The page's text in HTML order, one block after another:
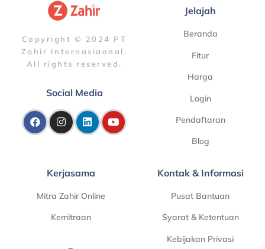
Copyright © 2024 PT
Zahir Internasiaonal.
All rights reserved.
Social Media
Jelajah
Beranda
Fitur
Harga
Login
Pendaftaran
Blog
Kerjasama
Mitra Zahir Online
Kemitraan
Kontak & Informasi
Pusat Bantuan
Syarat & Ketentuan
Kebijakan Privasi